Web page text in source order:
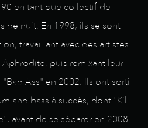
en tant que collectif de
de nuit. En 1998, ils se sont
travaillant avec des artistes
puis remixant leur
Ass" en 2002. Ils ont sorti
and bass à succès, dont "Kill
avant de se séparer en 2008.